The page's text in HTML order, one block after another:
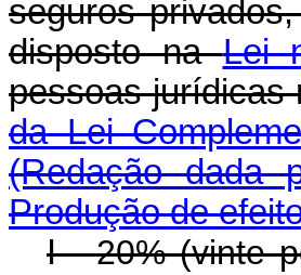
seguros
disposto naLei
pessoas
da Lei
(Redação dada
Produção de
I -20% (vinte